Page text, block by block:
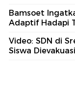
Bamsoet
Adaptif Hadapi
Video: SDN di
Siswa Dievakuasi